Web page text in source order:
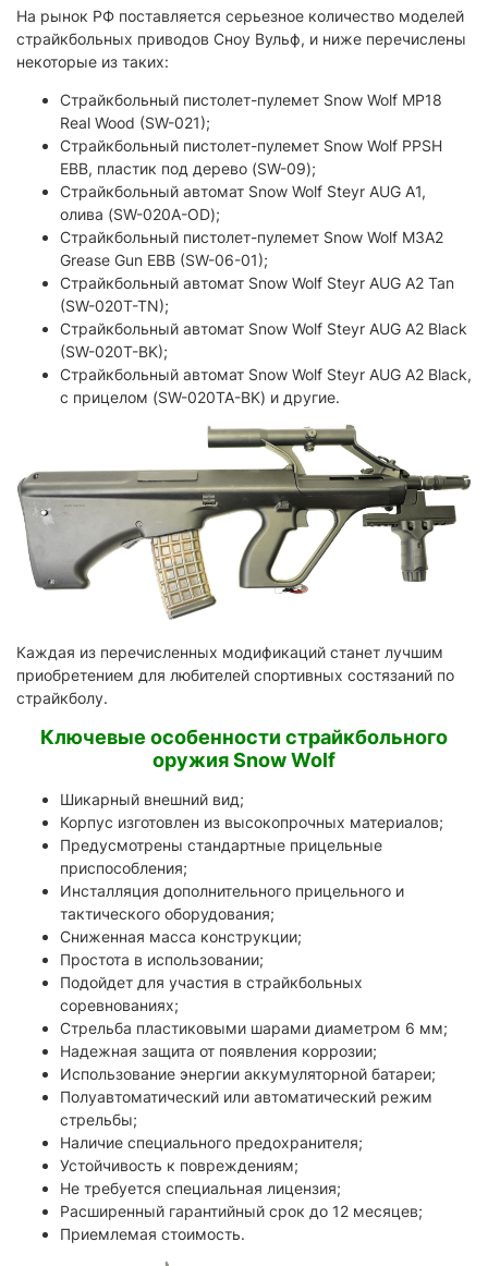
На рынок РФ поставляется серьезное количество моделей
страйкбольных приводов Сноу Вульф, и ниже перечислены
некоторые из таких:
Страйкбольный пистолет-пулемет Snow Wolf MP18
Real Wood (SW-021);
Страйкбольный пистолет-пулемет Snow Wolf PPSH
EBB, пластик под дерево (SW-09);
Страйкбольный автомат Snow Wolf Steyr AUG A1,
олива (SW-020A-OD);
Страйкбольный пистолет-пулемет Snow Wolf M3A2
Grease Gun EBB (SW-06-01);
Страйкбольный автомат Snow Wolf Steyr AUG A2 Tan
(SW-020T-TN);
Страйкбольный автомат Snow Wolf Steyr AUG A2 Black
(SW-020T-BK);
Страйкбольный автомат Snow Wolf Steyr AUG A2 Black,
с прицелом (SW-020TA-BK) и другие.
Каждая из перечисленных модификаций станет лучшим
приобретением для любителей спортивных состязаний по
страйкболу.
Ключевые особенности страйкбольного
оружия Snow Wolf
Шикарный внешний вид;
Корпус изготовлен из высокопрочных материалов;
Предусмотрены стандартные прицельные
приспособления;
Инсталляция дополнительного прицельного и
тактического оборудования;
Сниженная масса конструкции;
Простота в использовании;
Подойдет для участия в страйкбольных
соревнованиях;
Стрельба пластиковыми шарами диаметром 6 мм;
Надежная защита от появления коррозии;
Использование энергии аккумуляторной батареи;
Полуавтоматический или автоматический режим
стрельбы;
Наличие специального предохранителя;
Устойчивость к повреждениям;
Не требуется специальная лицензия;
Расширенный гарантийный срок до 12 месяцев;
Приемлемая стоимость.